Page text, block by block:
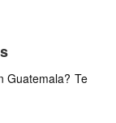
Guatemala? Te